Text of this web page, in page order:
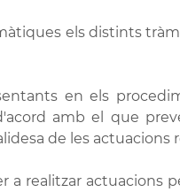
els distints
en els
amb el que
de les
a realitzar